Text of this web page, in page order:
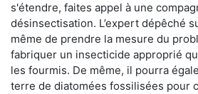
s'étendre, faites appel à une
désinsectisation. L’expert dépêché
même de prendre la mesure du
fabriquer un insecticide approprié
les fourmis. De même, il pourra
terre de diatomées fossilisées pour